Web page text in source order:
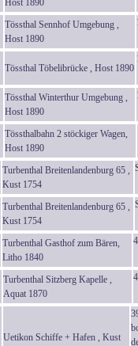
Host 1890
Tössthal Sennhof Umgebung ,
Host 1890
Tössthal Töbelibrücke , Host 1890
Tössthal Winterthur Umgebung ,
Host 1890
Tössthalbahn 2 stöckiger Wagen,
Host 1890
Turbenthal Breitenlandenburg 65 ,
Kust 1754
Turbenthal Breitenlandenburg 65 ,
Kust 1754
Turbenthal Gasthof zum Bären,
Litho 1840
Turbenthal Sitzberg Kapelle ,
Aquat 1870
Uetikon Schiffe + Hafen , Kust